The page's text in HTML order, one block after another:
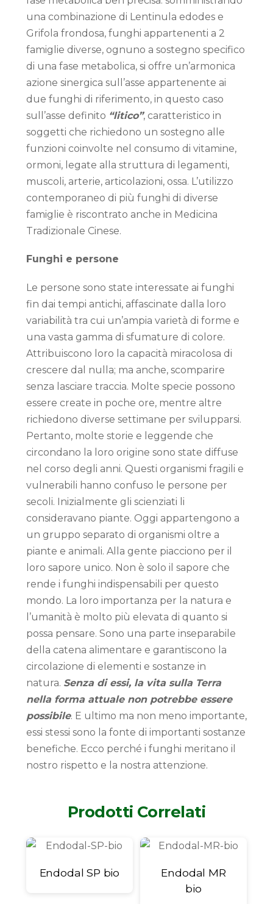
una combinazione di Lentinula edodes e
Grifola frondosa, funghi appartenenti a 2
famiglie diverse, ognuno a sostegno specifico
di una fase metabolica, si offre un’armonica
azione sinergica sull’asse appartenente ai
due funghi di riferimento, in questo caso
sull’asse definito “litico”, caratteristico in
soggetti che richiedono un sostegno alle
funzioni coinvolte nel consumo di vitamine,
ormoni, legate alla struttura di legamenti,
muscoli, arterie, articolazioni, ossa. L’utilizzo
contemporaneo di più funghi di diverse
famiglie è riscontrato anche in Medicina
Tradizionale Cinese.
Funghi e persone
Le persone sono state interessate ai funghi
fin dai tempi antichi, affascinate dalla loro
variabilità tra cui un’ampia varietà di forme e
una vasta gamma di sfumature di colore.
Attribuiscono loro la capacità miracolosa di
crescere dal nulla; ma anche, scomparire
senza lasciare traccia. Molte specie possono
essere create in poche ore, mentre altre
richiedono diverse settimane per svilupparsi.
Pertanto, molte storie e leggende che
circondano la loro origine sono state diffuse
nel corso degli anni. Questi organismi fragili e
vulnerabili hanno confuso le persone per
secoli. Inizialmente gli scienziati li
consideravano piante. Oggi appartengono a
un gruppo separato di organismi oltre a
piante e animali. Alla gente piacciono per il
loro sapore unico. Non è solo il sapore che
rende i funghi indispensabili per questo
mondo. La loro importanza per la natura e
l’umanità è molto più elevata di quanto si
possa pensare. Sono una parte inseparabile
della catena alimentare e garantiscono la
circolazione di elementi e sostanze in
natura. Senza di essi, la vita sulla Terra
nella forma attuale non potrebbe essere
possibile. E ultimo ma non meno importante,
essi stessi sono la fonte di importanti sostanze
benefiche. Ecco perché i funghi meritano il
nostro rispetto e la nostra attenzione.
Prodotti Correlati
Endodal SP bio
Endodal MR
bio